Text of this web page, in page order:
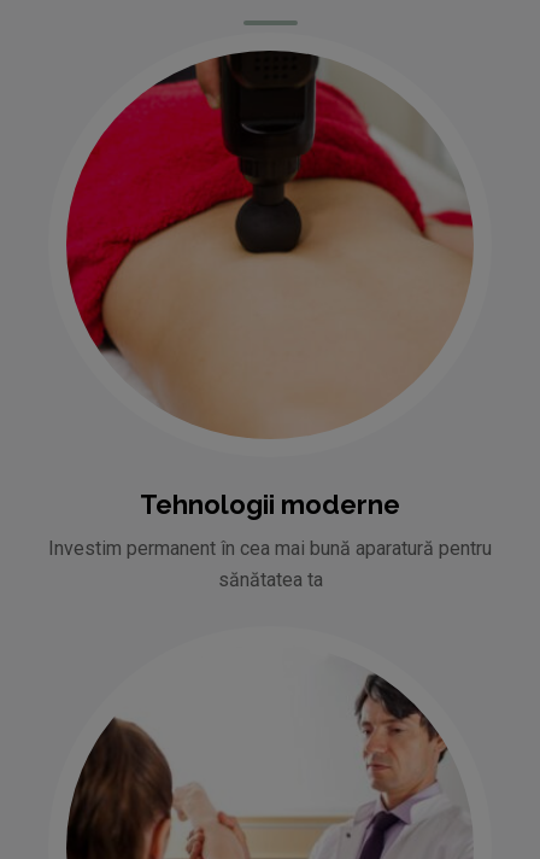
Tehnologii moderne
Investim permanent în cea mai bună aparatură pentru
sănătatea ta